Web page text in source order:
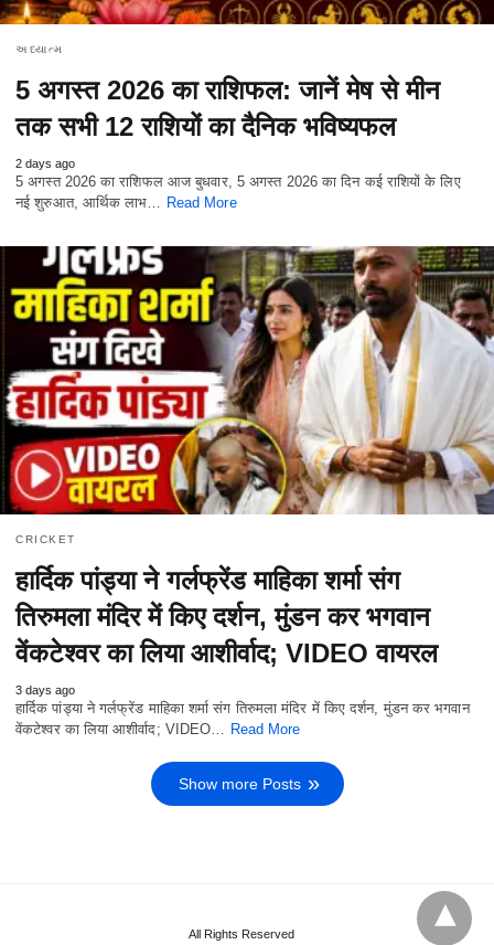
અધ્યાત્મ
5 अगस्त 2026 का राशिफल: जानें मेष से मीन
तक सभी 12 राशियों का दैनिक भविष्यफल
2 days ago
5 अगस्त 2026 का राशिफल आज बुधवार, 5 अगस्त 2026 का दिन कई राशियों के लिए
नई शुरुआत, आर्थिक लाभ… Read More
CRICKET
हार्दिक पांड्या ने गर्लफ्रेंड माहिका शर्मा संग
तिरुमला मंदिर में किए दर्शन, मुंडन कर भगवान
वेंकटेश्वर का लिया आशीर्वाद; VIDEO वायरल
3 days ago
हार्दिक पांड्या ने गर्लफ्रेंड माहिका शर्मा संग तिरुमला मंदिर में किए दर्शन, मुंडन कर भगवान
वेंकटेश्वर का लिया आशीर्वाद; VIDEO…
Read More
Show more Posts
All Rights Reserved